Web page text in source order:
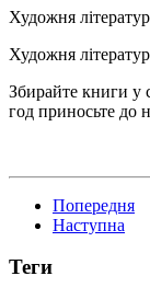
Художня
Художня
Збирайте книги у
год приносьте до
Попередня
Наступна
Теги